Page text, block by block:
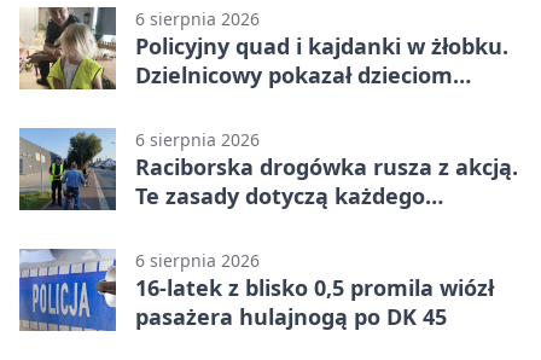
6 sierpnia 2026
Policyjny quad i kajdanki w żłobku.
Dzielnicowy pokazał dzieciom
6 sierpnia 2026
Raciborska drogówka rusza z akcją.
Te zasady dotyczą każdego
6 sierpnia 2026
16-latek z blisko 0,5 promila wiózł
pasażera hulajnogą po DK 45